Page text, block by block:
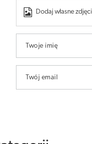
Dodaj własne
Twoje imię
Twój email